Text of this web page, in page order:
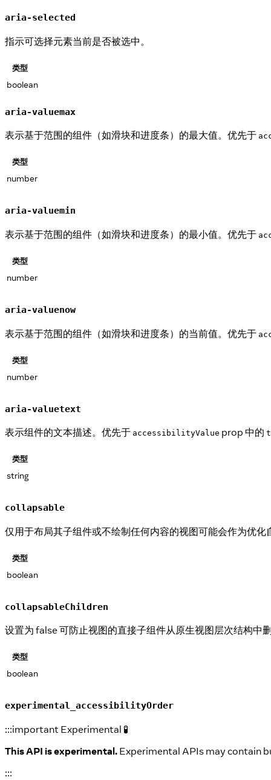
aria-selected
指示可选择元素当前是否被选中。
类型
boolean
aria-valuemax
表示基于范围的组件（如滑块和进度条）的最大值。优先于
类型
number
aria-valuemin
表示基于范围的组件（如滑块和进度条）的最小值。优先于
类型
number
aria-valuenow
表示基于范围的组件（如滑块和进度条）的当前值。优先于
类型
number
aria-valuetext
表示组件的文本描述。优先于 accessibilityValue prop 中的
类型
string
collapsable
仅用于布局其子组件或不绘制任何内容的视图可能会作为优
类型
boolean
collapsableChildren
设置为 false 可防止视图的直接子组件从原生视图层次结构中
类型
boolean
experimental_accessibilityOrder
:::important Experimental 🧪
This API is experimental. Experimental APIs may contain
:::